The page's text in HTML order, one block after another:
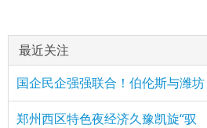
最近关注
国企民企强强联合！伯伦斯与潍坊
郑州西区特色夜经济久豫凯旋“驭